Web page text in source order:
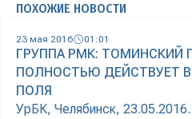
ПОХОЖИЕ НОВОСТИ
23 мая 2016 01:01
ГРУППА РМК: ТОМИНСКИЙ
ПОЛНОСТЬЮ ДЕЙСТВУЕТ
ПОЛЯ
УрБК, Челябинск,